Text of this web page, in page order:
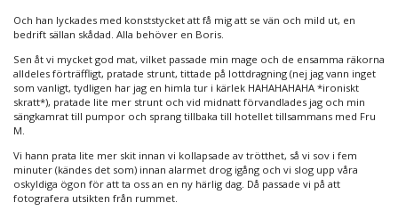
Och han lyckades med konststycket att få mig att se vän och mild ut, en
bedrift sällan skådad. Alla behöver en Boris.
Sen åt vi mycket god mat, vilket passade min mage och de ensamma räkorna
alldeles förträffligt, pratade strunt, tittade på lottdragning (nej jag vann inget
som vanligt, tydligen har jag en himla tur i kärlek HAHAHAHAHA *ironiskt
skratt*), pratade lite mer strunt och vid midnatt förvandlades jag och min
sängkamrat till pumpor och sprang tillbaka till hotellet tillsammans med Fru
M.
Vi hann prata lite mer skit innan vi kollapsade av trötthet, så vi sov i fem
minuter (kändes det som) innan alarmet drog igång och vi slog upp våra
oskyldiga ögon för att ta oss an en ny härlig dag. Då passade vi på att
fotografera utsikten från rummet.